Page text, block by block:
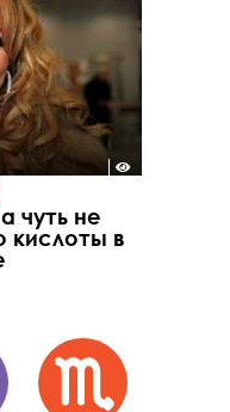
чуть не
кислоты в